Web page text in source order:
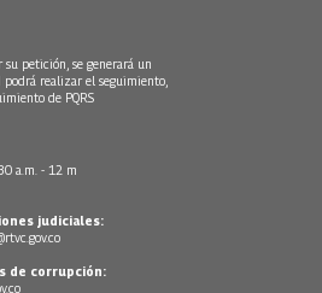
petición, se generará un
realizar el seguimiento,
de PQRS
a.m. - 12 m
judiciales:
de corrupción: